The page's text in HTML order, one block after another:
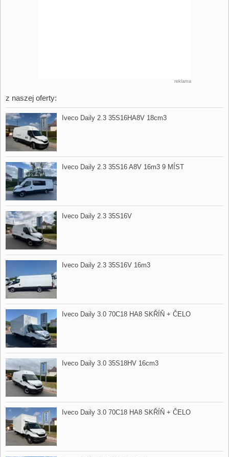
reklama
z naszej oferty:
Iveco Daily 2.3 35S16HA8V 18cm3
Iveco Daily 2.3 35S16 A8V 16m3 9 MÍST
Iveco Daily 2.3 35S16V
Iveco Daily 2.3 35S16V 16m3
Iveco Daily 3.0 70C18 HA8 SKŘÍŇ ​+ ČELO
Iveco Daily 3.0 35S18HV 16cm3
Iveco Daily 3.0 70C18 HA8 SKŘÍŇ ​+ ČELO